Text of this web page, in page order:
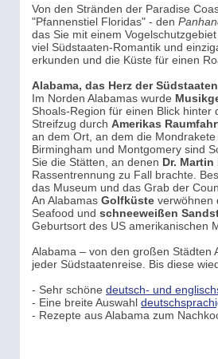
Von den Stränden der Paradise
"Pfannenstiel Floridas" - den
das Sie mit einem
viel Südstaaten-Romantik und
erkunden und die Küste für einen
Alabama, das Herz der Südstaaten
Im Norden Alabamas wurde
Shoals-Region für einen Blick
Streifzug durch Amerikas
an dem Ort, an dem die Mondrakete
Birmingham und Montgomery sind
Sie die Stätten, an denen Dr.
Rassentrennung zu Fall brachte.
das Museum und das Grab der
An Alabamas Golfküste verwöhnen
Seafood und schneeweißen
Geburtsort des US amerikanischen
Alabama – von den großen Städten
jeder Südstaatenreise. Bis diese
- Sehr schöne deutsch- und
- Eine breite Auswahl
- Rezepte aus Alabama zum